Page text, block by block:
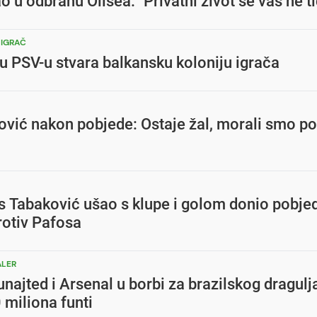
PSV-u stvara balkansku koloniju igrača
nakon pobjede: Ostaje žal, morali smo
Tabaković ušao s klupe i golom donio
Pafosa
i Arsenal u borbi za brazilskog
miliona funti